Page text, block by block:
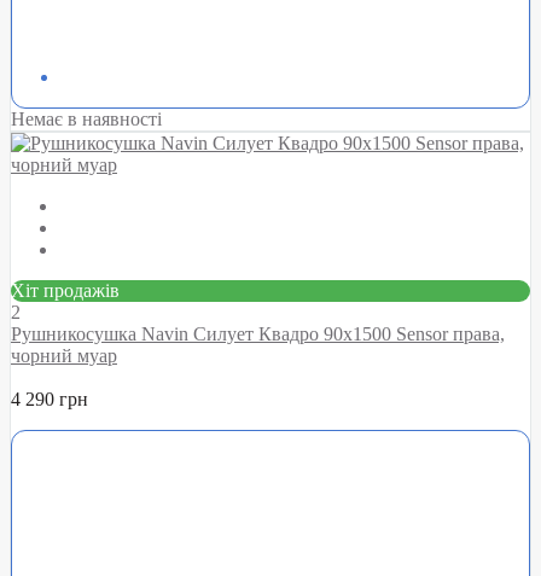
Немає в наявності
Хіт продажів
2
Рушникосушка Navin Силует Квадро 90х1500 Sensor права,
чорний муар
4 290 грн